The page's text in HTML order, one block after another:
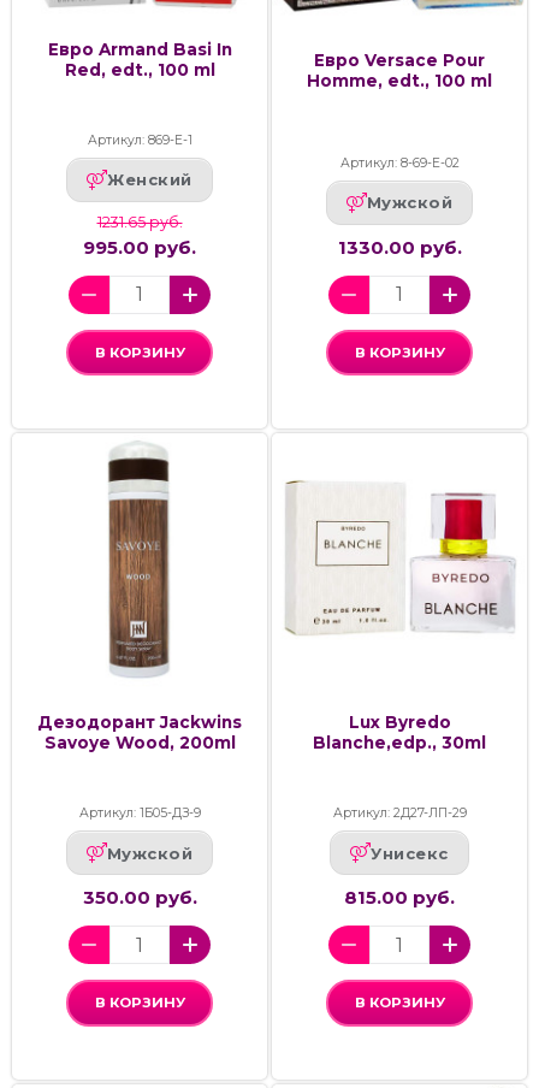
Евро Armand Basi In
Red, edt., 100 ml
Артикул: 869-Е-1
Женский
1231.65 руб.
995.00 руб.
В КОРЗИНУ
Евро Versace Pour
Homme, edt., 100 ml
Артикул: 8-69-Е-02
Мужской
1330.00 руб.
В КОРЗИНУ
Дезодорант Jackwins
Savoye Wood, 200ml
Артикул: 1Б05-ДЗ-9
Мужской
350.00 руб.
В КОРЗИНУ
Lux Byredo
Blanche,edp., 30ml
Артикул: 2Д27-ЛП-29
Унисекс
815.00 руб.
В КОРЗИНУ